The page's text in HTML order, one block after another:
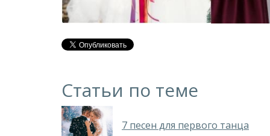
Статьи по теме
7 песен для первого танца